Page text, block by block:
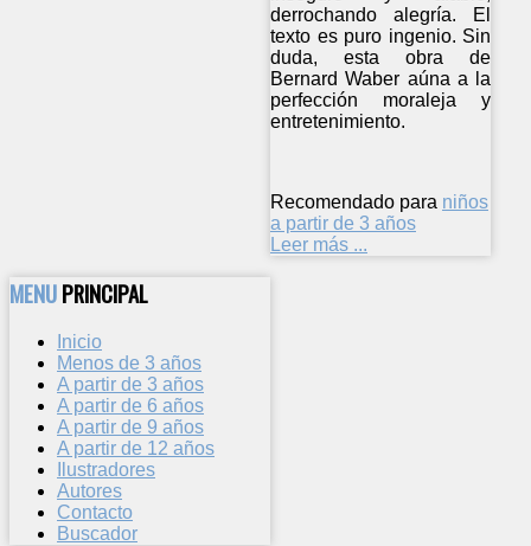
derrochando alegría. El
texto es puro ingenio. Sin
duda, esta obra de
Bernard Waber aúna a la
perfección moraleja y
entretenimiento.
Recomendado para niños
a partir de 3 años
Leer más ...
MENUPRINCIPAL
Inicio
Menos de 3 años
A partir de 3 años
A partir de 6 años
A partir de 9 años
A partir de 12 años
Ilustradores
Autores
Contacto
Buscador